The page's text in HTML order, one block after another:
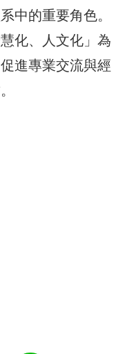
中的重要角色。
化、人文化」為
進專業交流與經